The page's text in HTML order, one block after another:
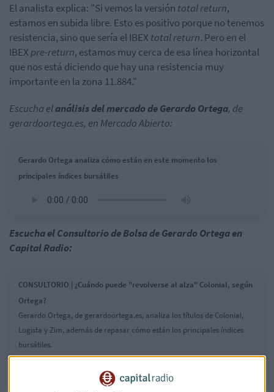
El analista explica: "Si vemos la versión total return,
estamos en subida libre. Esto es positivo porque no tenemos
resistencia, sino que sería el IBEX total return. Pero en el
IBEX pre-return, estamos muy cerca de esa línea horizontal
que nos está diciendo que hay una resistencia muy
importante en la zona 11.884."
Escucha elanálisis del mercado de Gerardo Ortega, de
gerardoortega.es, en Mercado Abierto:
Gerardo Ortega analiza cómo están en este momento los
principales índices bursátiles
Escucha el Consultorio de Bolsa de Gerardo Ortega en
Capital Radio:
CONSULTORIO | ¿Cuándo puede "revolverse al alza" Colonial, según
Ortega?
Gerardo Ortega, de gerardoortega.es, analiza los títulos de Colonial,
Logista y Zim, además de repasar cómo están los principales índices
bursátiles.